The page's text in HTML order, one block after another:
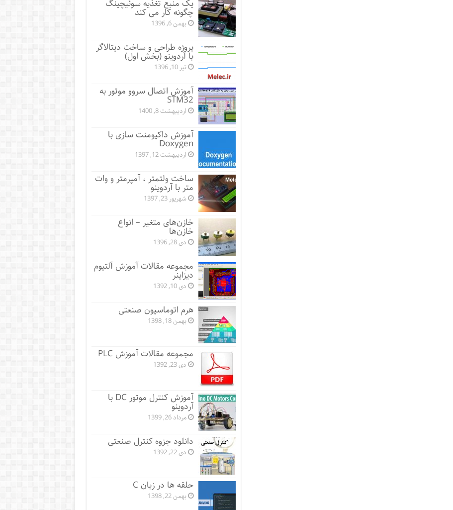
یک منبع تغذیه سوئیچینگ
چگونه کار می کند
بهمن 6, 1396
پروژه طراحی و ساخت دیتالاگر
با آردوینو (بخش اول)
تیر 10, 1396
آموزش اتصال سروو موتور به
STM32
اردیبهشت 8, 1400
آموزش داکیومنت سازی با
Doxygen
اردیبهشت 12, 1397
ساخت ولتمتر ، آمپرمتر و وات
متر با آردوینو
شهریور 23, 1397
خازن‌های متغیر – انواع
خازن‌ها
دی 28, 1396
مجموعه مقالات آموزش آلتیوم
دیزاینر
دی 10, 1392
هرم اتوماسیون صنعتی
بهمن 18, 1398
مجموعه مقالات آموزش PLC
دی 23, 1392
آموزش کنترل موتور DC با
آردوینو
مرداد 26, 1399
دانلود جزوه کنترل صنعتی
دی 22, 1392
حلقه ها در زبان C
بهمن 22, 1398